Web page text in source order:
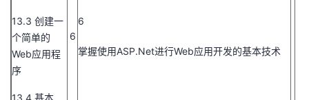
13.3 创建一
个简单的
Web应用程
序
13.4 基本
6
6
掌握使用ASP.Net进行Web应用开发的基本技术